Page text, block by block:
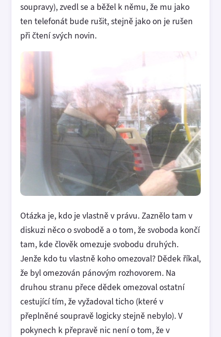
soupravy), zvedl se a běžel k němu, že mu jako
ten telefonát bude rušit, stejně jako on je rušen
při čtení svých novin.
Otázka je, kdo je vlastně v právu. Zaznělo tam v
diskuzi něco o svobodě a o tom, že svoboda končí
tam, kde člověk omezuje svobodu druhých.
Jenže kdo tu vlastně koho omezoval? Dědek říkal,
že byl omezován pánovým rozhovorem. Na
druhou stranu přece dědek omezoval ostatní
cestující tím, že vyžadoval ticho (které v
přeplněné soupravě logicky stejně nebylo). V
pokynech k přepravě nic není o tom, že v